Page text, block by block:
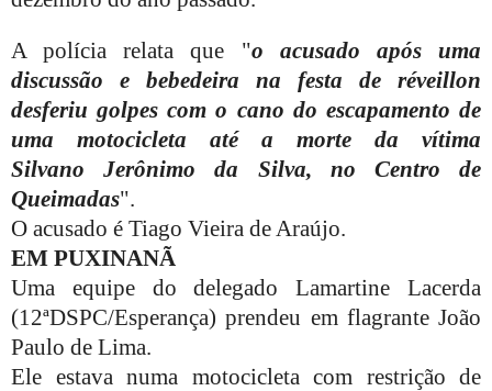
A polícia relata que "o acusado após uma
discussão e bebedeira na festa de réveillon
desferiu golpes com o cano do escapamento de
uma motocicleta até a morte da vítima
Silvano Jerônimo da Silva, no Centro de
Queimadas".
O acusado é Tiago Vieira de Araújo.
EM PUXINANÃ
Uma equipe do delegado Lamartine Lacerda
(12ªDSPC/Esperança) prendeu em flagrante João
Paulo de Lima.
Ele estava numa motocicleta com restrição de